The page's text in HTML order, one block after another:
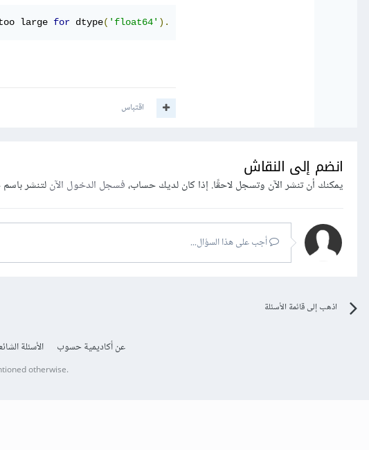
large for dtype( 'float64' ).
اقتباس
انضم إلى النقاش
يمكنك أن تنشر الآن وتسجل لاحقًا. إذا كان لديك حساب،فسجل الدخول الآنلتنشر
أجب على هذا السؤال...
اذهب إلى قائمة الأسئلة
عن أكاديمية حسوب الأسئلة
otherwise.